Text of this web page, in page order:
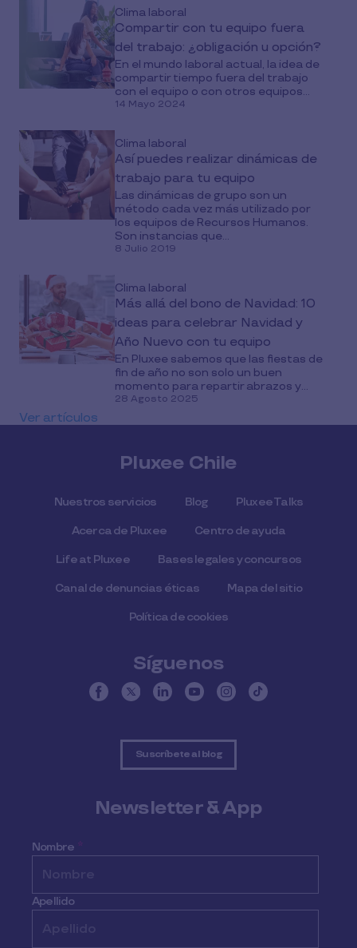
Clima laboral
Compartir con tu equipo fuera
del trabajo: ¿obligación u opción?
En el mundo laboral actual, la idea de
compartir tiempo fuera del trabajo
con el equipo o con otros equipos...
14 Mayo 2024
Clima laboral
Así puedes realizar dinámicas de
trabajo para tu equipo
Las dinámicas de grupo son un
método cada vez más utilizado por
los equipos de Recursos Humanos.
Son instancias que...
8 Julio 2019
Clima laboral
Más allá del bono de Navidad: 10
ideas para celebrar Navidad y
Año Nuevo con tu equipo
En Pluxee sabemos que las fiestas de
fin de año no son solo un buen
momento para repartir abrazos y...
28 Agosto 2025
Ver artículos
Pluxee Chile
Nuestros servicios Blog Pluxee Talks
Acerca de Pluxee Centro de ayuda
Life at Pluxee Bases legales y concursos
Canal de denuncias éticas Mapa del sitio
Política de cookies
Síguenos
Suscríbete al blog
Newsletter & App
Nombre *
Apellido